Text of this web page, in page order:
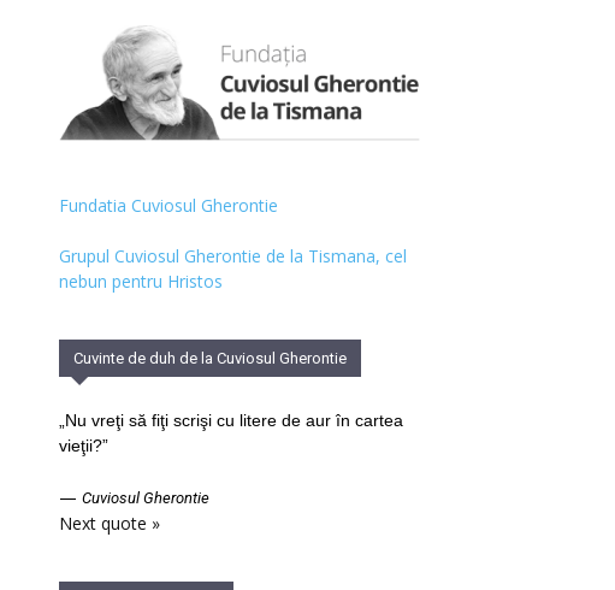
Fundatia Cuviosul Gherontie
Grupul Cuviosul Gherontie de la Tismana, cel
nebun pentru Hristos
Cuvinte de duh de la Cuviosul Gherontie
„Nu vreţi să fiţi scrişi cu litere de aur în cartea
vieţii?”
— Cuviosul Gherontie
Next quote »